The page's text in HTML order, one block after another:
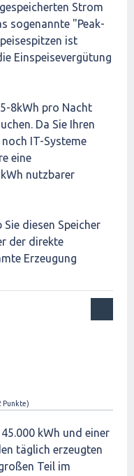
Strom
sogenannte "Peak-
ist
Einspeisevergütung
8kWh pro Nacht
Da Sie Ihren
IT-Systeme
eine
nutzbarer
diesen Speicher
der direkte
Erzeugung
Punkte)
kWh und einer
täglich erzeugten
Teil im